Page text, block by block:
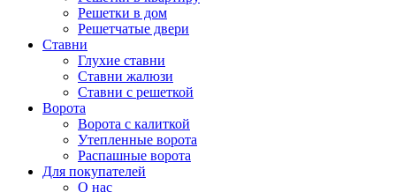
Решетки в дом
Решетчатые двери
Ставни
Глухие ставни
Ставни жалюзи
Ставни с решеткой
Ворота
Ворота с калиткой
Утепленные ворота
Распашные ворота
Для покупателей
О нас